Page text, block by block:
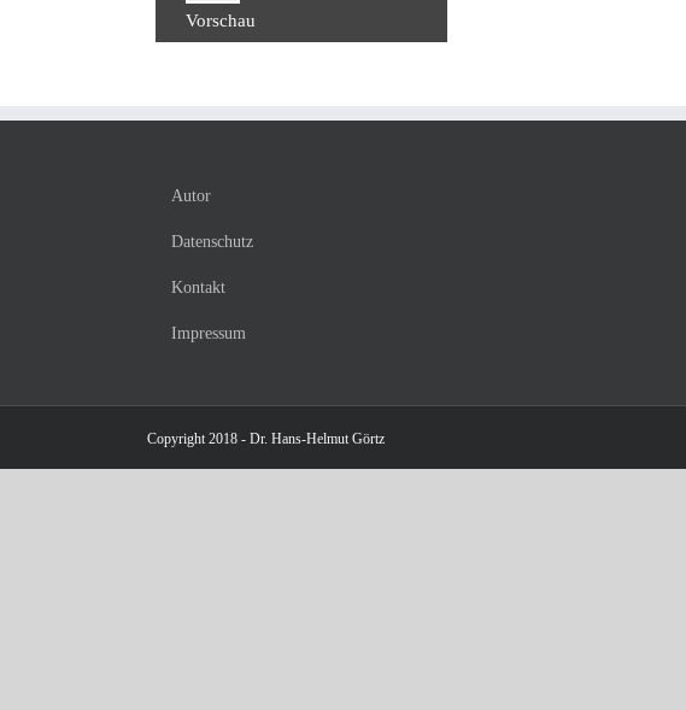
Vorschau
Autor
Datenschutz
Kontakt
Impressum
Copyright 2018 - Dr. Hans-Helmut Görtz